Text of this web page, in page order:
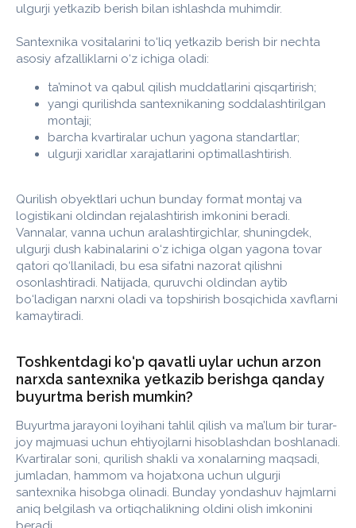
ulgurji yetkazib berish bilan ishlashda muhimdir.
Santexnika vositalarini to‘liq yetkazib berish bir nechta
asosiy afzalliklarni o‘z ichiga oladi:
ta’minot va qabul qilish muddatlarini qisqartirish;
yangi qurilishda santexnikaning soddalashtirilgan
montaji;
barcha kvartiralar uchun yagona standartlar;
ulgurji xaridlar xarajatlarini optimallashtirish.
Qurilish obyektlari uchun bunday format montaj va
logistikani oldindan rejalashtirish imkonini beradi.
Vannalar, vanna uchun aralashtirgichlar, shuningdek,
ulgurji dush kabinalarini o‘z ichiga olgan yagona tovar
qatori qo‘llaniladi, bu esa sifatni nazorat qilishni
osonlashtiradi. Natijada, quruvchi oldindan aytib
bo‘ladigan narxni oladi va topshirish bosqichida xavflarni
kamaytiradi.
Toshkentdagi ko‘p qavatli uylar uchun arzon
narxda santexnika yetkazib berishga qanday
buyurtma berish mumkin?
Buyurtma jarayoni loyihani tahlil qilish va ma’lum bir turar-
joy majmuasi uchun ehtiyojlarni hisoblashdan boshlanadi.
Kvartiralar soni, qurilish shakli va xonalarning maqsadi,
jumladan, hammom va hojatxona uchun ulgurji
santexnika hisobga olinadi. Bunday yondashuv hajmlarni
aniq belgilash va ortiqchalikning oldini olish imkonini
© 2025-2026 yil - KaridoGroup. Barcha huquqlar
himoyalangan
Maxfiylik siyosati
info@karidogroup.uz
@karidogroup_uz